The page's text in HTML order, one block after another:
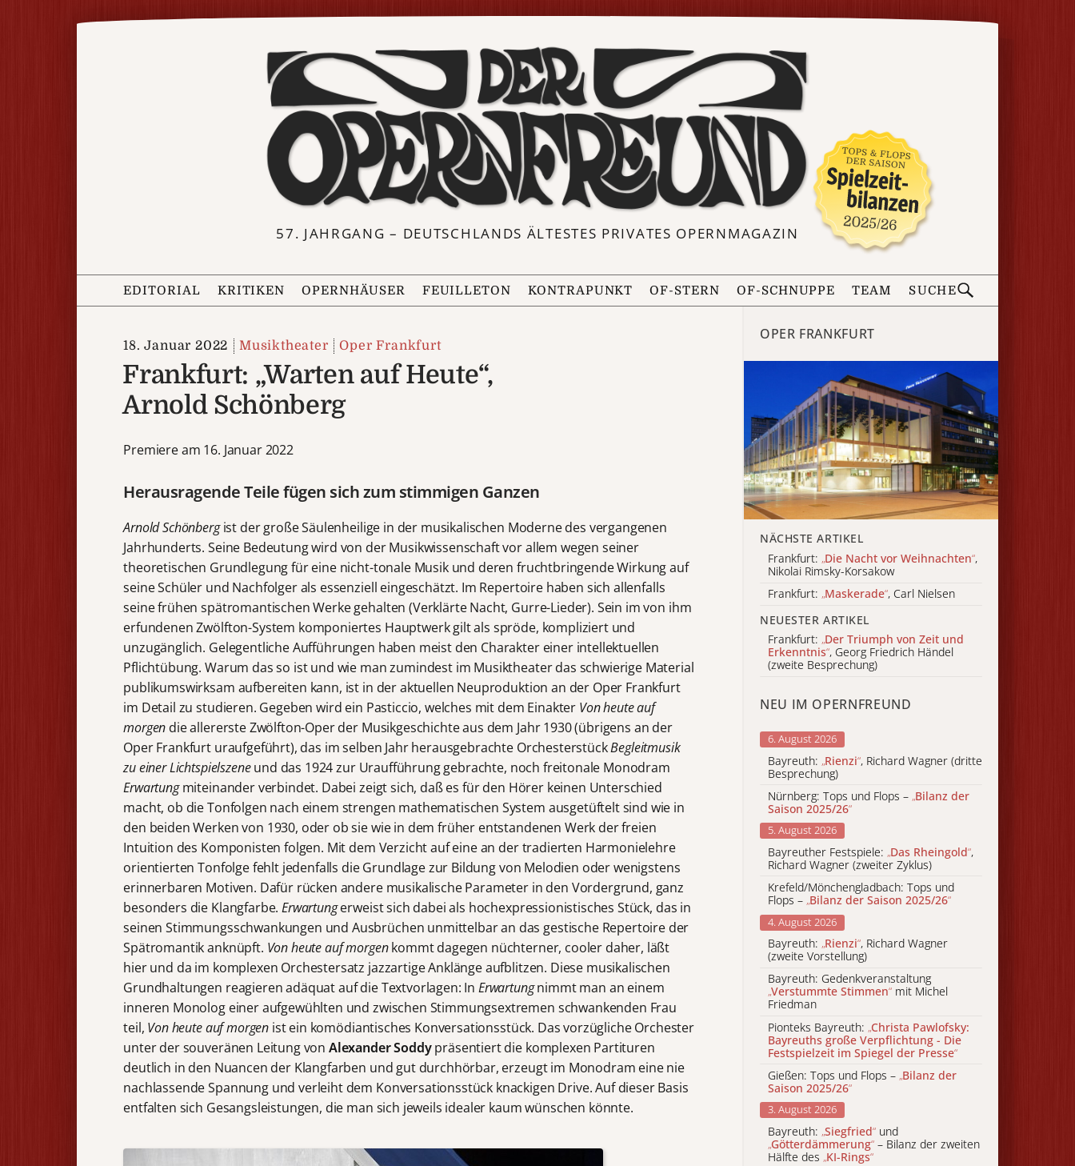
57. JAHRGANG – DEUTSCHLANDS ÄLTESTES PRIVATES OPERNMAGAZIN
EDITORIAL KRITIKEN OPERNHÄUSER FEUILLETON KONTRAPUNKT OF-STERN OF-SCHNUPPE TEAM SUCHE
18. Januar 2022 Musiktheater Oper Frankfurt
Frankfurt: „Warten auf Heute“,
Arnold Schönberg
Premiere am 16. Januar 2022
Herausragende Teile fügen sich zum stimmigen Ganzen
Arnold Schönbergist der große Säulenheilige in der musikalischen Moderne des vergangenen
Jahrhunderts. Seine Bedeutung wird von der Musikwissenschaft vor allem wegen seiner
theoretischen Grundlegung für eine nicht-tonale Musik und deren fruchtbringende Wirkung auf
seine Schüler und Nachfolger als essenziell eingeschätzt. Im Repertoire haben sich allenfalls
seine frühen spätromantischen Werke gehalten (Verklärte Nacht, Gurre-Lieder). Sein im von ihm
erfundenen Zwölfton-System komponiertes Hauptwerk gilt als spröde, kompliziert und
unzugänglich. Gelegentliche Aufführungen haben meist den Charakter einer intellektuellen
Pflichtübung. Warum das so ist und wie man zumindest im Musiktheater das schwierige Material
publikumswirksam aufbereiten kann, ist in der aktuellen Neuproduktion an der Oper Frankfurt
im Detail zu studieren. Gegeben wird ein Pasticcio, welches mit dem Einakter Von heute auf
morgen die allererste Zwölfton-Oper der Musikgeschichte aus dem Jahr 1930 (übrigens an der
Oper Frankfurt uraufgeführt), das im selben Jahr herausgebrachte OrchesterstückBegleitmusik
zu einer Lichtspielszeneund das 1924 zur Uraufführung gebrachte, noch freitonale Monodram
Erwartungmiteinander verbindet. Dabei zeigt sich, daß es für den Hörer keinen Unterschied
macht, ob die Tonfolgen nach einem strengen mathematischen System ausgetüftelt sind wie in
den beiden Werken von 1930, oder ob sie wie in dem früher entstandenen Werk der freien
Intuition des Komponisten folgen. Mit dem Verzicht auf eine an der tradierten Harmonielehre
orientierten Tonfolge fehlt jedenfalls die Grundlage zur Bildung von Melodien oder wenigstens
erinnerbaren Motiven. Dafür rücken andere musikalische Parameter in den Vordergrund, ganz
besonders die Klangfarbe.Erwartungerweist sich dabei als hochexpressionistisches Stück, das in
seinen Stimmungsschwankungen und Ausbrüchen unmittelbar an das gestische Repertoire der
Spätromantik anknüpft. Von heute auf morgenkommt dagegen nüchterner, cooler daher, läßt
hier und da im komplexen Orchestersatz jazzartige Anklänge aufblitzen. Diese musikalischen
Grundhaltungen reagieren adäquat auf die Textvorlagen: In Erwartungnimmt man an einem
inneren Monolog einer aufgewühlten und zwischen Stimmungsextremen schwankenden Frau
teil, Von heute auf morgen ist ein komödiantisches Konversationsstück. Das vorzügliche Orchester
unter der souveränen Leitung von Alexander Soddypräsentiert die komplexen Partituren
deutlich in den Nuancen der Klangfarben und gut durchhörbar, erzeugt im Monodram eine nie
nachlassende Spannung und verleiht dem Konversationsstück knackigen Drive. Auf dieser Basis
entfalten sich Gesangsleistungen, die man sich jeweils idealer kaum wünschen könnte.
OPER FRANKFURT
NÄCHSTE ARTIKEL
Frankfurt: „Die Nacht vor Weihnachten“,
Nikolai Rimsky-Korsakow
Frankfurt: „Maskerade“, Carl Nielsen
NEUESTER ARTIKEL
Frankfurt: „Der Triumph von Zeit und
Erkenntnis“, Georg Friedrich Händel
(zweite Besprechung)
NEU IM OPERNFREUND
6. August 2026
Bayreuth: „Rienzi“, Richard Wagner (dritte
Besprechung)
Nürnberg: Tops und Flops – „Bilanz der
Saison 2025/26“
5. August 2026
Bayreuther Festspiele: „Das Rheingold“,
Richard Wagner (zweiter Zyklus)
Krefeld/Mönchengladbach: Tops und
Flops – „Bilanz der Saison 2025/26“
4. August 2026
Bayreuth: „Rienzi“, Richard Wagner
(zweite Vorstellung)
Bayreuth: Gedenkveranstaltung
„Verstummte Stimmen“ mit Michel
Friedman
Pionteks Bayreuth: „Christa Pawlofsky:
Bayreuths große Verpflichtung - Die
Festspielzeit im Spiegel der Presse“
Gießen: Tops und Flops – „Bilanz der
Saison 2025/26“
3. August 2026
Bayreuth: „Siegfried“ und
„Götterdämmerung“ – Bilanz der zweiten
Hälfte des „KI-Rings“